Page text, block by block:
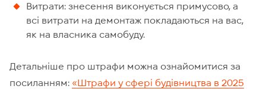
Витрати: знесення виконується примусово, а
всі витрати на демонтаж покладаються на вас,
як на власника самобуду.
Детальніше про штрафи можна ознайомитися за
посиланням: «Штрафи у сфері будівництва в 2025